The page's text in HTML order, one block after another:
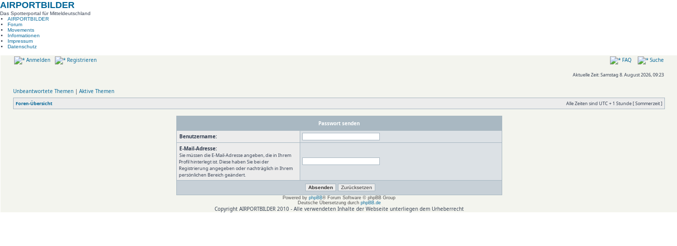
AIRPORTBILDER
Das Spotterportal für Mitteldeutschland
AIRPORTBILDER
Forum
Movements
Informationen
Impressum
Datenschutz
Anmelden Registrieren FAQ Suche
Aktuelle Zeit: Samstag 8. August 2026, 09:23
Unbeantwortete Themen | Aktive Themen
Foren-Übersicht Alle Zeiten sind UTC + 1 Stunde [ Sommerzeit ]
Passwort senden
Benutzername:
E-Mail-Adresse:
Sie müssen die E-Mail-Adresse angeben, die in Ihrem
Profil hinterlegt ist. Diese haben Sie bei der
Registrierung angegeben oder nachträglich in Ihrem
persönlichen Bereich geändert.
Powered by phpBB® Forum Software © phpBB Group
Deutsche Übersetzung durch phpBB.de
Copyright AIRPORTBILDER 2010 - Alle verwendeten Inhalte der Webseite unterliegen dem Urheberrecht